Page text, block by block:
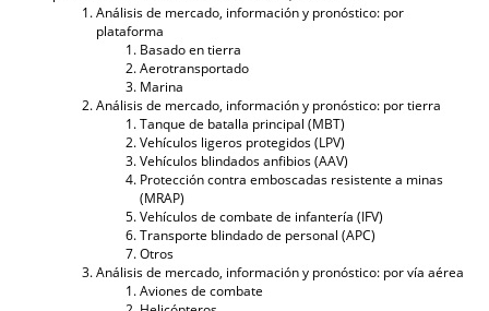
Análisis de mercado, información y pronóstico: por
plataforma
Basado en tierra
Aerotransportado
Marina
Análisis de mercado, información y pronóstico: por tierra
Tanque de batalla principal (MBT)
Vehículos ligeros protegidos (LPV)
Vehículos blindados anfibios (AAV)
Protección contra emboscadas resistente a minas
(MRAP)
Vehículos de combate de infantería (IFV)
Transporte blindado de personal (APC)
Otros
Análisis de mercado, información y pronóstico: por vía aérea
Aviones de combate